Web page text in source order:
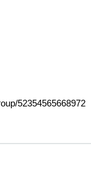
52354565668972